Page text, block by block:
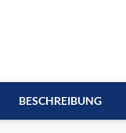
BESCHREIBUNG